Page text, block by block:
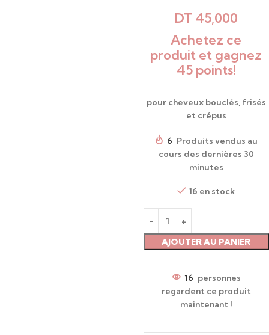
DT 45,000
Achetez ce
produit et gagnez
45 points!
pour cheveux bouclés, frisés
et crépus
6 Produits vendus au
cours des dernières 30
minutes
16 en stock
AJOUTER AU PANIER
16 personnes
regardent ce produit
maintenant !